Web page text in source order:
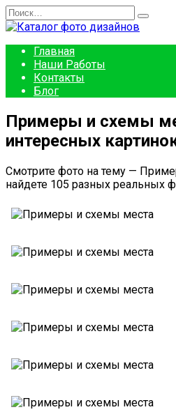
Перейти
к
Search
for:
Главная
Наши Работы
Контакты
Блог
Примеры и схемы
интересных
Смотрите фото на тему —
найдете 105 разных реальных